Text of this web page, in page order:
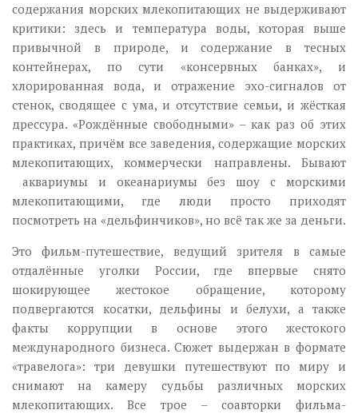
содержания морских млекопитающих не выдерживают
критики: здесь и температура воды, которая выше
привычной в природе, и содержание в тесных
контейнерах, по сути «консервных банках», и
хлорированная вода, и отражение эхо-сигналов от
стенок, сводящее с ума, и отсутствие семьи, и жёсткая
дрессура. «Рождённые свободными» – как раз об этих
практиках, причём все заведения, содержащие морских
млекопитающих, коммерчески направлены. Бывают
аквариумы и океанариумы без шоу с морскими
млекопитающими, где люди просто приходят
посмотреть на «дельфинчиков», но всё так же за деньги.
Это фильм-путешествие, ведущий зрителя в самые
отдалённые уголки России, где впервые снято
шокирующее жестокое обращение, которому
подвергаются косатки, дельфины и белухи, а также
факты коррупции в основе этого жестокого
международного бизнеса. Сюжет выдержан в формате
«травелога»: три девушки путешествуют по миру и
снимают на камеру судьбы различных морских
млекопитающих. Все трое – соавторки фильма-